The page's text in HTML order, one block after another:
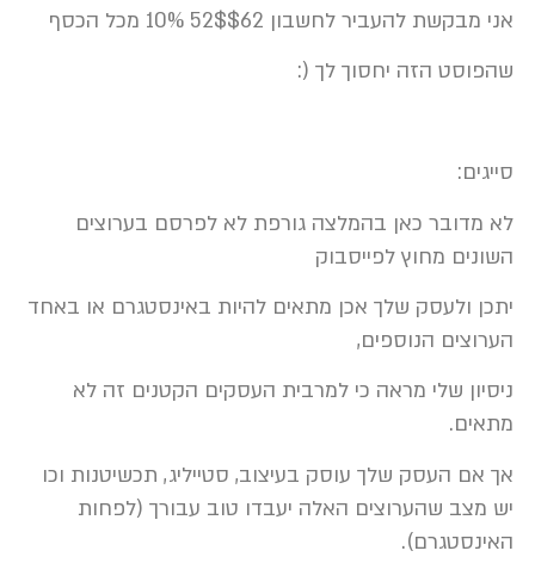
אני מבקשת להעביר לחשבון 52$$62 10% מכל
הכסף
שהפוסט הזה יחסוך לך (:
סייגים:
לא מדובר כאן בהמלצה גורפת לא לפרסם בערוצים
השונים מחוץ לפייסבוק
יתכן ולעסק שלך אכן מתאים להיות באינסטגרם או באחד
הערוצים הנוספים,
ניסיון שלי מראה כי למרבית העסקים הקטנים זה לא
מתאים.
אך אם העסק שלך עוסק בעיצוב, סטייליג, תכשיטנות וכו
יש מצב שהערוצים האלה יעבדו טוב עבורך (לפחות
האינסטגרם).